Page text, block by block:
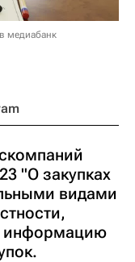
медиабанк
"О закупках
видами
информацию